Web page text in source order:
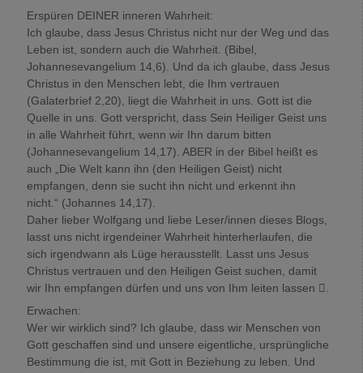
Erspüren DEINER inneren Wahrheit:
Ich glaube, dass Jesus Christus nicht nur der Weg und das
Leben ist, sondern auch die Wahrheit. (Bibel,
Johannesevangelium 14,6). Und da ich glaube, dass Jesus
Christus in den Menschen lebt, die Ihm vertrauen
(Galaterbrief 2,20), liegt die Wahrheit in uns. Gott ist die
Quelle in uns. Gott verspricht, dass Sein Heiliger Geist uns
in alle Wahrheit führt, wenn wir Ihn darum bitten
(Johannesevangelium 14,17). ABER in der Bibel heißt es
auch „Die Welt kann ihn (den Heiligen Geist) nicht
empfangen, denn sie sucht ihn nicht und erkennt ihn
nicht.“ (Johannes 14,17).
Daher lieber Wolfgang und liebe Leser/innen dieses Blogs,
lasst uns nicht irgendeiner Wahrheit hinterherlaufen, die
sich irgendwann als Lüge herausstellt. Lasst uns Jesus
Christus vertrauen und den Heiligen Geist suchen, damit
wir Ihn empfangen dürfen und uns von Ihm leiten lassen .
Erwachen:
Wer wir wirklich sind? Ich glaube, dass wir Menschen von
Gott geschaffen sind und unsere eigentliche, ursprüngliche
Bestimmung die ist, mit Gott in Beziehung zu leben. Und